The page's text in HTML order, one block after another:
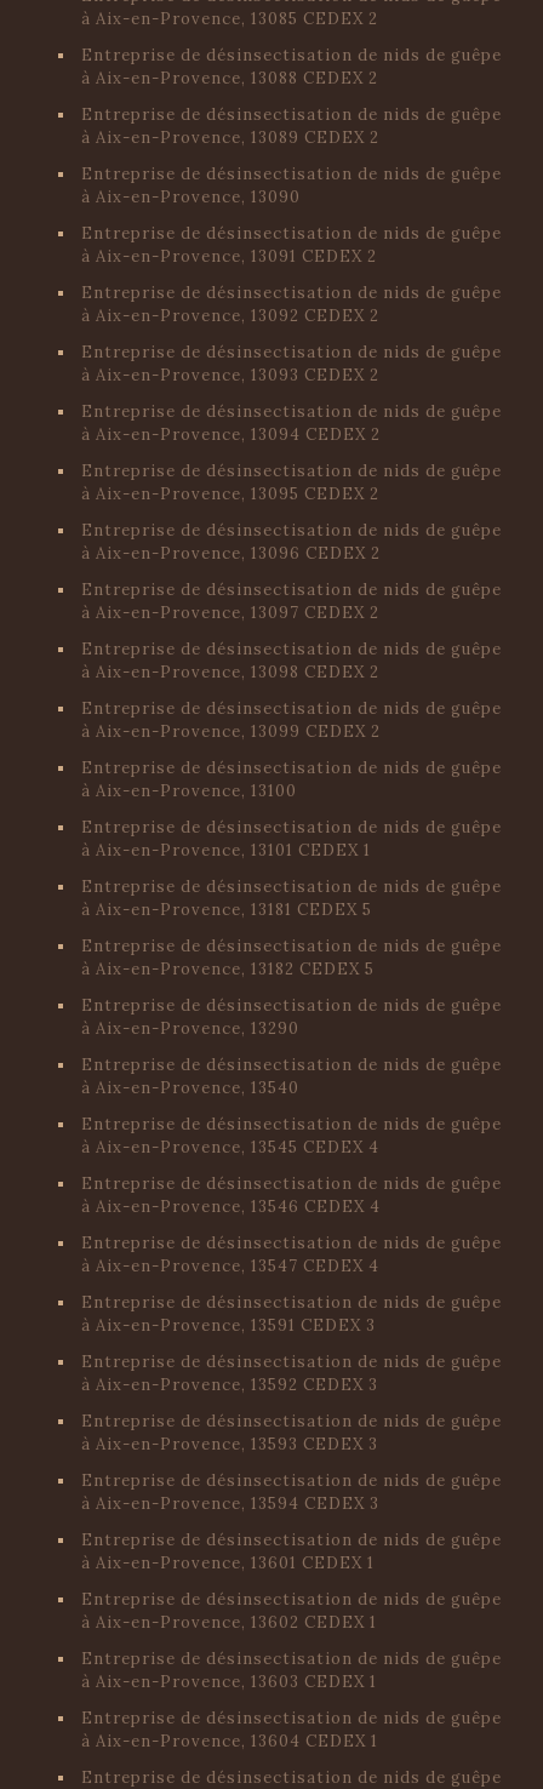
à Aix-en-Provence, 13085 CEDEX 2
Entreprise de désinsectisation de nids de guêpe
à Aix-en-Provence, 13088 CEDEX 2
Entreprise de désinsectisation de nids de guêpe
à Aix-en-Provence, 13089 CEDEX 2
Entreprise de désinsectisation de nids de guêpe
à Aix-en-Provence, 13090
Entreprise de désinsectisation de nids de guêpe
à Aix-en-Provence, 13091 CEDEX 2
Entreprise de désinsectisation de nids de guêpe
à Aix-en-Provence, 13092 CEDEX 2
Entreprise de désinsectisation de nids de guêpe
à Aix-en-Provence, 13093 CEDEX 2
Entreprise de désinsectisation de nids de guêpe
à Aix-en-Provence, 13094 CEDEX 2
Entreprise de désinsectisation de nids de guêpe
à Aix-en-Provence, 13095 CEDEX 2
Entreprise de désinsectisation de nids de guêpe
à Aix-en-Provence, 13096 CEDEX 2
Entreprise de désinsectisation de nids de guêpe
à Aix-en-Provence, 13097 CEDEX 2
Entreprise de désinsectisation de nids de guêpe
à Aix-en-Provence, 13098 CEDEX 2
Entreprise de désinsectisation de nids de guêpe
à Aix-en-Provence, 13099 CEDEX 2
Entreprise de désinsectisation de nids de guêpe
à Aix-en-Provence, 13100
Entreprise de désinsectisation de nids de guêpe
à Aix-en-Provence, 13101 CEDEX 1
Entreprise de désinsectisation de nids de guêpe
à Aix-en-Provence, 13181 CEDEX 5
Entreprise de désinsectisation de nids de guêpe
à Aix-en-Provence, 13182 CEDEX 5
Entreprise de désinsectisation de nids de guêpe
à Aix-en-Provence, 13290
Entreprise de désinsectisation de nids de guêpe
à Aix-en-Provence, 13540
Entreprise de désinsectisation de nids de guêpe
à Aix-en-Provence, 13545 CEDEX 4
Entreprise de désinsectisation de nids de guêpe
à Aix-en-Provence, 13546 CEDEX 4
Entreprise de désinsectisation de nids de guêpe
à Aix-en-Provence, 13547 CEDEX 4
Entreprise de désinsectisation de nids de guêpe
à Aix-en-Provence, 13591 CEDEX 3
Entreprise de désinsectisation de nids de guêpe
à Aix-en-Provence, 13592 CEDEX 3
Entreprise de désinsectisation de nids de guêpe
à Aix-en-Provence, 13593 CEDEX 3
Entreprise de désinsectisation de nids de guêpe
à Aix-en-Provence, 13594 CEDEX 3
Entreprise de désinsectisation de nids de guêpe
à Aix-en-Provence, 13601 CEDEX 1
Entreprise de désinsectisation de nids de guêpe
à Aix-en-Provence, 13602 CEDEX 1
Entreprise de désinsectisation de nids de guêpe
à Aix-en-Provence, 13603 CEDEX 1
Entreprise de désinsectisation de nids de guêpe
à Aix-en-Provence, 13604 CEDEX 1
Entreprise de désinsectisation de nids de guêpe